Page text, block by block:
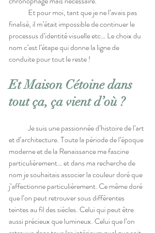
finalisé, il m’était impossible de continuer le
processus d’identité visuelle etc… Le choix du
nom c’est l’étape qui donne la ligne de
conduite pour tout le reste !
Et Maison Cétoine dans
tout ça, ça vient d’où ?
	Je suis une passionnée d’histoire de l’art
et d’architecture. Toute la période de l’époque
moderne et de la Renaissance me fascine
particulièrement… et dans ma recherche de
nom je souhaitais associer la couleur doré que
j’affectionne particulièrement. Ce même doré
que l’on peut retrouver sous différentes
teintes au fil des siècles. Celui qui peut être
aussi précieux que lumineux. Celui que l’on